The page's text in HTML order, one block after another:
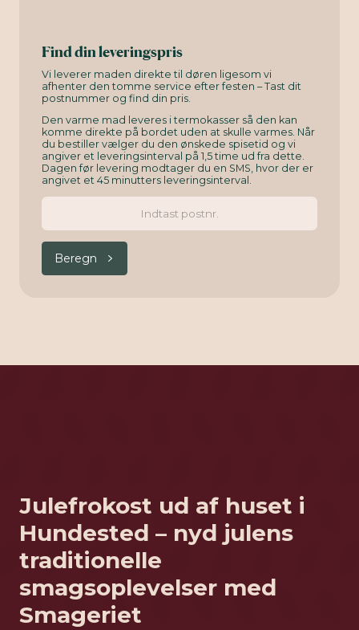
Find din leveringspris
Vi leverer maden direkte til døren ligesom vi
afhenter den tomme service efter festen – Tast dit
postnummer og find din pris.
Den varme mad leveres i termokasser så den kan
komme direkte på bordet uden at skulle varmes. Når
du bestiller vælger du den ønskede spisetid og vi
angiver et leveringsinterval på 1,5 time ud fra dette.
Dagen før levering modtager du en SMS, hvor der er
angivet et 45 minutters leveringsinterval.
Beregn
Julefrokost ud af huset i
Hundested – nyd julens
traditionelle
smagsoplevelser med
Smageriet